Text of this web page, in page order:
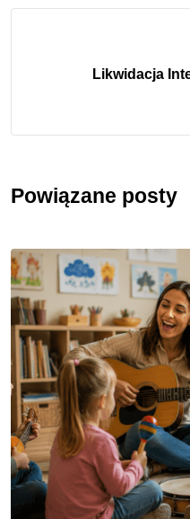
Likwidacja
Powiązane posty